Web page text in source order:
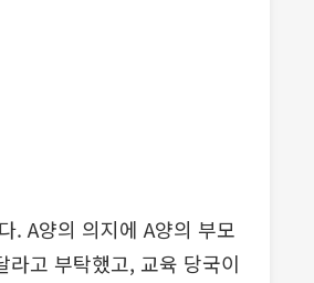
. A양의 의지에 A양의 부모
고 부탁했고, 교육 당국이